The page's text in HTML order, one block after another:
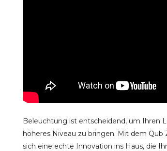
Beleuchtung ist entscheidend, um Ihren
höheres Niveau zu bringen. Mit dem Qub
sich eine echte Innovation ins Haus, die